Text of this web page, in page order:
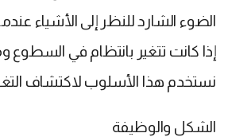
الضوء الشارد للنظر إلى الأشياء
إذا كانت تتغير بانتظام في السطوع
نستخدم هذا الأسلوب لاكتشاف
الشكل والوظيفة